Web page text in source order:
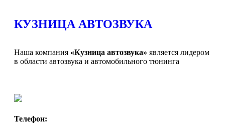
КУЗНИЦА АВТОЗВУКА
Наша компания «Кузница автозвука» является лидером
в области автозвука и автомобильного тюнинга
Телефон: